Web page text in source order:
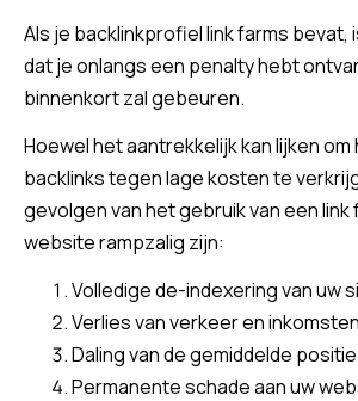
Als je backlinkprofiel link farms bevat,
dat je onlangs een penalty hebt
binnenkort zal gebeuren.
Hoewel het aantrekkelijk kan lijken
backlinks tegen lage kosten te
gevolgen van het gebruik van een link
website rampzalig zijn:
Volledige de-indexering van uw
Verlies van verkeer en inkomsten
Daling van de gemiddelde
Permanente schade aan uw